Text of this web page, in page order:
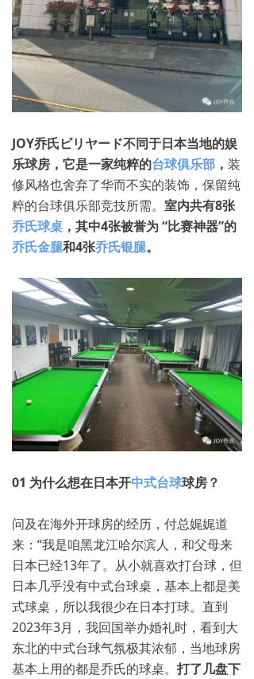
国内赛事
挂画下载
乔氏球房
原厂配件
产品资讯
ꁈ 网上商城
JOY乔氏ビリヤード不同于日本当地的娱
乐球房，它是一家纯粹的台球俱乐部 ， 装
修风格也舍弃了华而不实的装饰，保留纯
粹的台球俱乐部竞技所需。 室内共有8张
乔氏球桌 ，其中4张被誉为 “比赛神器”的
乔氏金腿和4张乔氏银腿。
01 为什么想在日本开中式台球球房？
问及在海外开球房的经历，付总娓娓道
来：“我是咱黑龙江哈尔滨人，和父母来
日本已经13年了。从小就喜欢打台球，但
日本几乎没有中式台球桌，基本上都是美
式球桌，所以我很少在日本打球。直到
2023年3月，我回国举办婚礼时，看到大
东北的中式台球气氛极其浓郁，当地球房
基本上用的都是乔氏的球桌。 打了几盘下